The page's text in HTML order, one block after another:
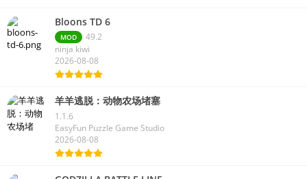
Bloons TD 6
MOD
49.2
ninja kiwi
2026-08-08
羊羊逃脱：动物农场堵塞
1.1.6
EasyFun Puzzle Game Studio
2026-08-08